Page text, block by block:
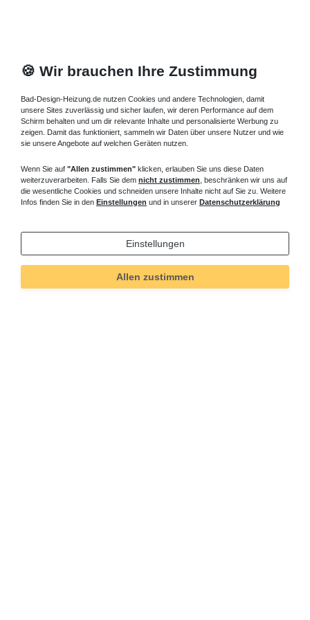
Merkmal
5787
🍪 Wir brauchen Ihre Zustimmung
Bad-Design-Heizung.de nutzen Cookies und andere Technologien, damit
unsere Sites zuverlässig und sicher laufen, wir deren Performance auf dem
Schirm behalten und um dir relevante Inhalte und personalisierte Werbung zu
zeigen. Damit das funktioniert, sammeln wir Daten über unsere Nutzer und wie
sie unsere Angebote auf welchen Geräten nutzen.
Wenn Sie auf "Allen zustimmen" klicken, erlauben Sie uns diese Daten
weiterzuverarbeiten. Falls Sie dem nicht zustimmen , beschränken wir uns auf
die wesentliche Cookies und schneiden unsere Inhalte nicht auf Sie zu. Weitere
Infos finden Sie in den Einstellungen und in unserer Datenschutzerklärung
Einstellungen
Allen zustimmen